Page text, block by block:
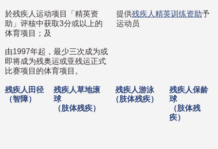
於残疾人运动项目「精英资
助」评核中获取3分或以上的
体育项目；及
由1997年起，最少三次成为或
即将成为残奥运或亚残运正式
比赛项目的体育项目。
提供残疾人精英训练资助予
运动员
残疾人田径
（智障）
残疾人草地滚
球
（肢体残疾）
残疾人游泳
（肢体残疾）
残疾人保龄
球
（肢体残
疾）